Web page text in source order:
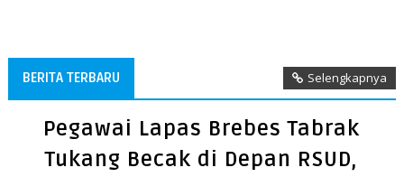
BERITA TERBARU Selengkapnya
Pegawai Lapas Brebes Tabrak
Tukang Becak di Depan RSUD,